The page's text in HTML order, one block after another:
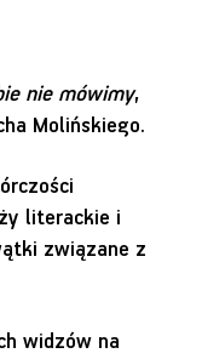
nie mówimy,
Molińskiego.
literackie i
związane z
widzów na